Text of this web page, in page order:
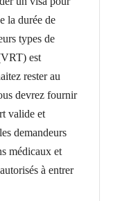
la durée de
types de
est
rester au
devrez fournir
valide et
demandeurs
médicaux et
à entrer